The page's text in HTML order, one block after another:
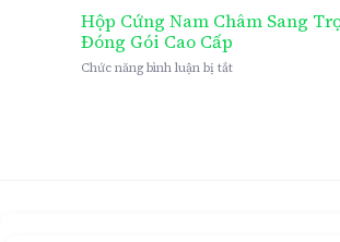
Hộp
Cứng
Châm
Hộp Cứng Nam Châm Sang
Đóng Gói Cao Cấp
Chức năng bình luận bị tắtở